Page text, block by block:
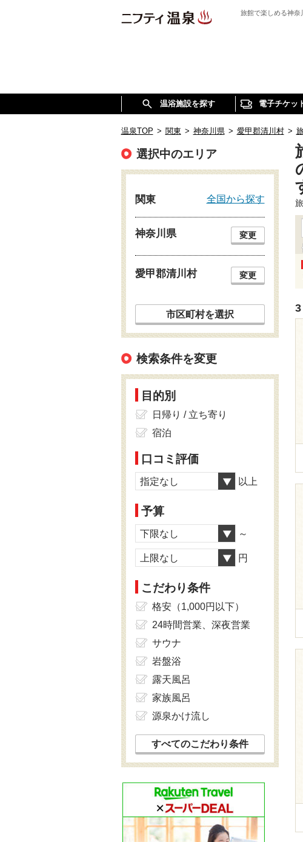
旅館で楽しめる神奈
温浴施設を探す 電子チケッ
温泉TOP > 関東 > 神奈川県 > 愛甲郡清川村 >
選択中のエリア
関東 全国から探す
神奈川県 変更
愛甲郡清川村 変更
市区町村を選択
検索条件を変更
目的別
日帰り / 立ち寄り
宿泊
口コミ評価
指定なし 以上
予算
下限なし ～
上限なし 円
こだわり条件
格安（1,000円以下）
24時間営業、深夜営業
サウナ
岩盤浴
露天風呂
家族風呂
源泉かけ流し
すべてのこだわり条件